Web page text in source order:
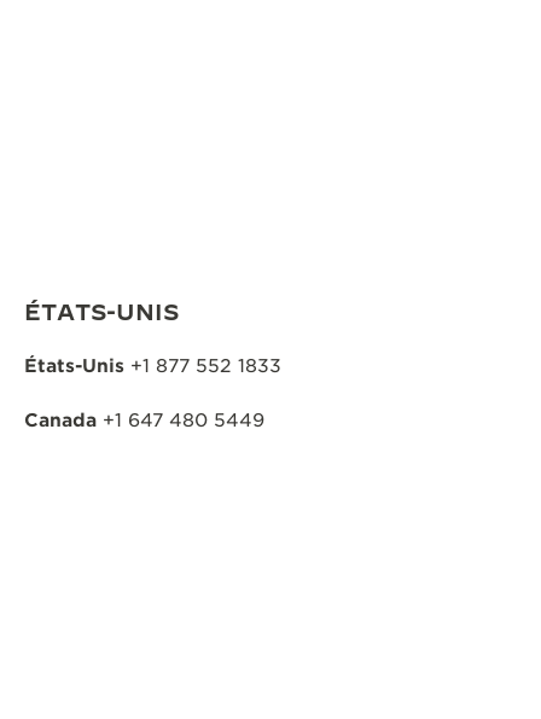
ÉTATS-UNIS
États-Unis +1 877 552 1833
Canada +1 647 480 5449